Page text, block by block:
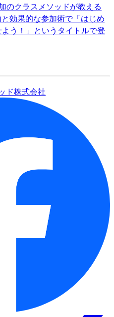
のクラスメソッドが教える
効果的な参加術で「はじめ
う！」というタイトルで登
ド株式会社